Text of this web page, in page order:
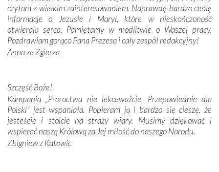
Modliliśmy się przy ich grobach. Odprawiliśmy Drogę
Krzyżową w ich rodzinnych stronach, odwiedziliśmy
domy, w których żyli.
W miejscu objawień Matki Bożej zapaliliśmy świece
Podczas tej kilkudniowej wyprawy na każdym kroku
spotykaliśmy się z serdeczną otwartością
Portugalczyków. Podziwialiśmy ich ludową sztukę i
zwyczaje. Mimo że nasze kraje są od siebie bardzo
oddalone, w żaden sposób nie czuliśmy się obco.
Sprawiła to oczywiście sama Matka Boża, ale też
kulturowa bliskość biorąca swój początek w naszej
czytam z wielkim zainteresowaniem. Naprawdę bardzo cenię
informacje o Jezusie i Maryi, które w nieskończoność
otwierają serca. Pamiętamy w modlitwie o Waszej pracy.
Pozdrawiam gorąco Pana Prezesa i cały zespół redakcyjny!
Anna ze Zgierza
Szczęść Boże!
Kampania „Proroctwa nie lekceważcie. Przepowiednie dla
Polski” jest wspaniała. Popieram ją i bardzo się cieszę, że
jesteście i stoicie na straży wiary. Musimy dziękować i
wspierać naszą Królową za Jej miłość do naszego Narodu.
Zbigniew z Katowic